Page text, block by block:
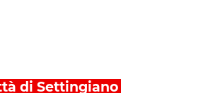
di Settingiano